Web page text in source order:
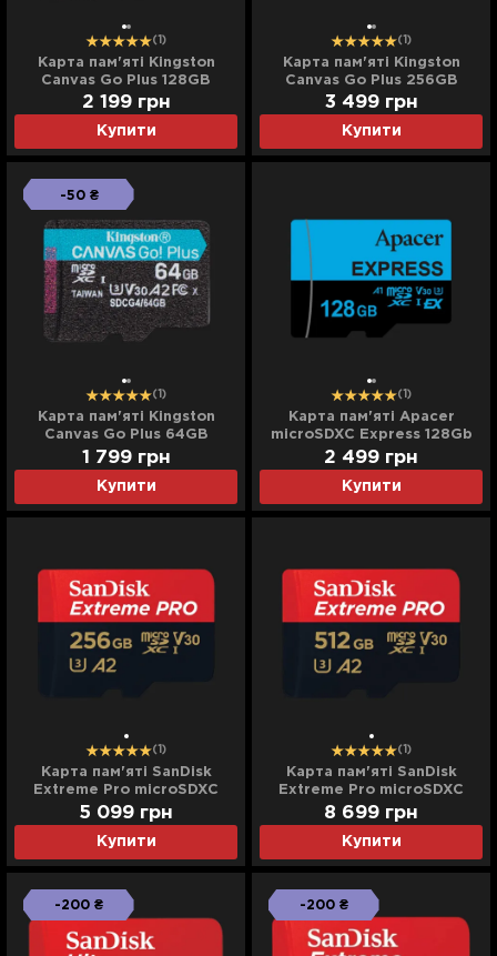
(1)
Карта пам'яті Kingston
Canvas Go Plus 128GB
(SDCG4/128GBSP)
Купити
2 199 грн
(1)
Карта пам'яті Kingston
Canvas Go Plus 256GB
(SDCG4/256GBSP)
Купити
3 499 грн
-50 ₴
(1)
Карта пам'яті Kingston
Canvas Go Plus 64GB
(SDCG4/64GBSP)
Купити
1 799 грн
(1)
Карта пам'яті Apacer
microSDXC Express 128Gb
class 10 V30 A1 (Compatible
with Nintendo Switch 2)
Купити
2 499 грн
(1)
Карта пам'яті SanDisk
Extreme Pro microSDXC
256GB UHS-I U3 V30 + SD
Adapter
Купити
5 099 грн
(1)
Карта пам'яті SanDisk
Extreme Pro microSDXC
512GB UHS-I U3 V30 + SD
Adapter
Купити
8 699 грн
-200 ₴ -200 ₴